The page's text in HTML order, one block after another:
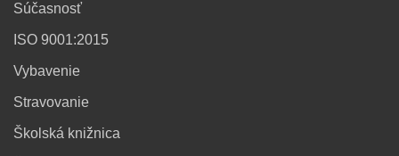
Súčasnosť
ISO 9001:2015
Vybavenie
Stravovanie
Školská knižnica